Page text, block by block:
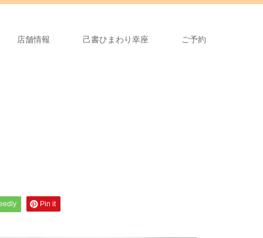
店舗情報 己書ひまわり幸座 ご予約
Pin it